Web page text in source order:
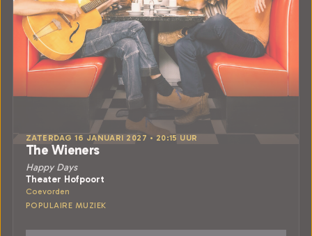
ZATERDAG 16 JANUARI 2027 • 20:15 UUR
The Wieners
Happy Days
Theater Hofpoort
Coevorden
POPULAIRE MUZIEK